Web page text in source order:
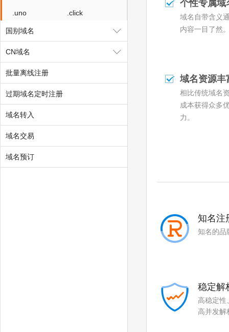
.uno .click
.autos
.boats
.cars
.homes
.motorcycles
.skin
.yachts
国别域名
CN域名
批量离线注册
过期域名定时注册
域名转入
域名交易
域名预订
个性专属域
域名自带含义
内容一目了然
域名资源丰
相比传统域名
成本获得众多
力。
知名注
知名的品
稳定解
高稳定性
高并发解